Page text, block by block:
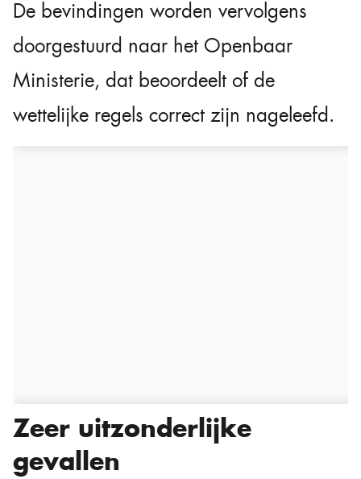
De bevindingen worden vervolgens
doorgestuurd naar het Openbaar
Ministerie, dat beoordeelt of de
wettelijke regels correct zijn nageleefd.
Zeer uitzonderlijke
gevallen